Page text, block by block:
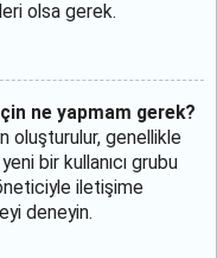
olsa gerek.
ne yapmam gerek?
oluşturulur, genellikle
bir kullanıcı grubu
iletişime
deneyin.